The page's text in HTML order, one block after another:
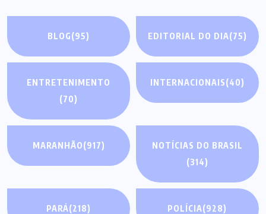
BLOG(95) EDITORIAL DO DIA(75)
ENTRETENIMENTO
(70)
INTERNACIONAIS(40)
MARANHÃO(917)
NOTÍCIAS DO BRASIL
(314)
PARÁ(218) POLÍCIA(928)